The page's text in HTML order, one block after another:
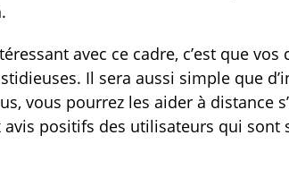
avec ce cadre, c’est que vos
Il sera aussi simple que
vous pourrez les aider à distance
positifs des utilisateurs qui sont